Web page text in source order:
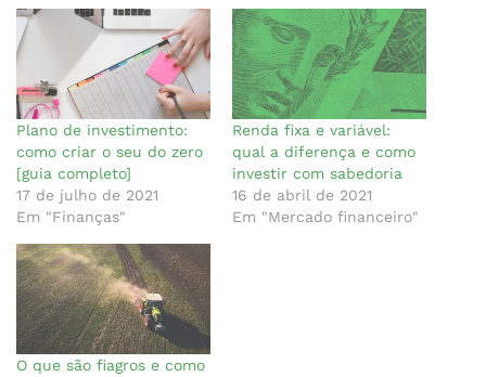
Plano de investimento:
como criar o seu do zero
[guia completo]
17 de julho de 2021
Em "Finanças"
Renda fixa e variável:
qual a diferença e como
investir com sabedoria
16 de abril de 2021
Em "Mercado financeiro"
O que são fiagros e como